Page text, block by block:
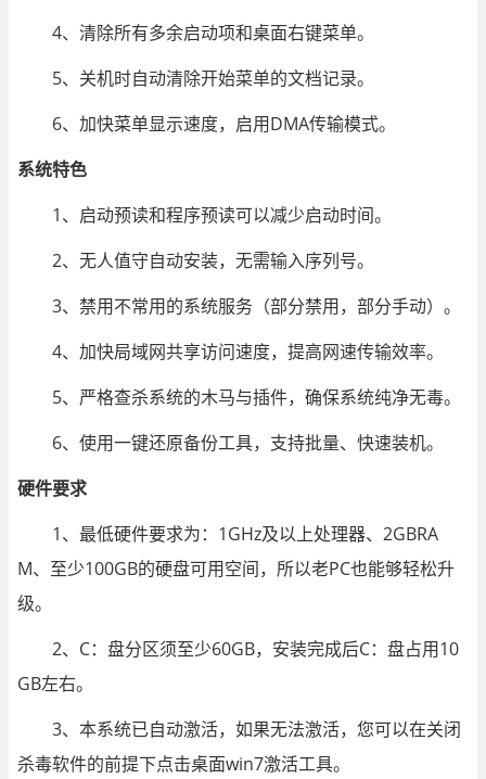
4、清除所有多余启动项和桌面右键菜单。
5、关机时自动清除开始菜单的文档记录。
6、加快菜单显示速度，启用DMA传输模式。
系统特色
1、启动预读和程序预读可以减少启动时间。
2、无人值守自动安装，无需输入序列号。
3、禁用不常用的系统服务（部分禁用，部分手动）。
4、加快局域网共享访问速度，提高网速传输效率。
5、严格查杀系统的木马与插件，确保系统纯净无毒。
6、使用一键还原备份工具，支持批量、快速装机。
硬件要求
1、最低硬件要求为：1GHz及以上处理器、2GBRA
M、至少100GB的硬盘可用空间，所以老PC也能够轻松升
级。
2、C：盘分区须至少60GB，安装完成后C：盘占用10
GB左右。
3、本系统已自动激活，如果无法激活，您可以在关闭
杀毒软件的前提下点击桌面win7激活工具。